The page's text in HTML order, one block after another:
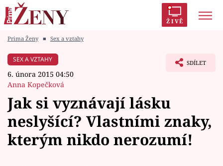
ŽIVĚ
Módní alarm
Témata
Celebrity
Prima Ženy ■ Sex a vztahy
SEX A VZTAHY
6. února 2015 04:50
Anna Kopečková
SDÍLET
Jak si vyznávají lásku
neslyšící? Vlastními znaky,
kterým nikdo nerozumí!